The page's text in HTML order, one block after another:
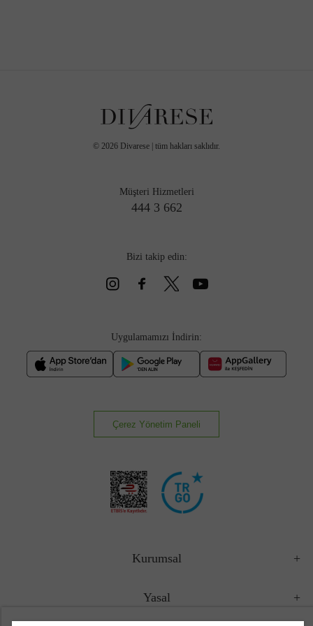
© 2026 Divarese | tüm hakları saklıdır.
Müşteri Hizmetleri
444 3 662
Bizi takip edin:
Uygulamamızı İndirin:
Çerez Yönetim Paneli
Kurumsal
Yasal